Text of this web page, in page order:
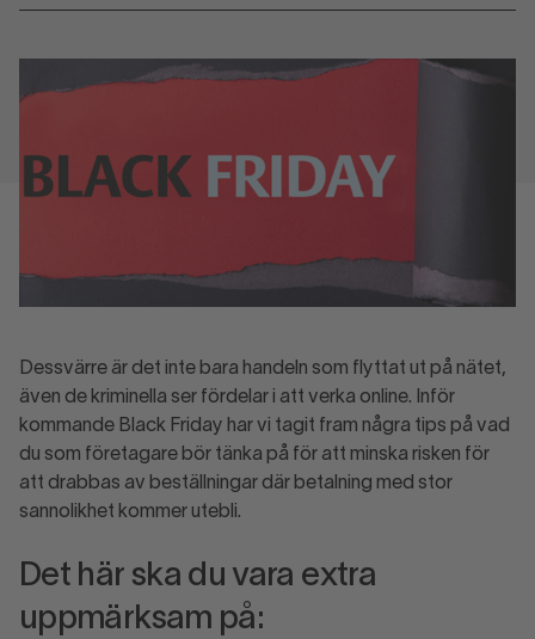
Dessvärre är det inte bara handeln som flyttat ut på nätet,
även de kriminella ser fördelar i att verka online. Inför
kommande Black Friday har vi tagit fram några tips på vad
du som företagare bör tänka på för att minska risken för
att drabbas av beställningar där betalning med stor
sannolikhet kommer utebli.
Det här ska du vara extra
uppmärksam på: